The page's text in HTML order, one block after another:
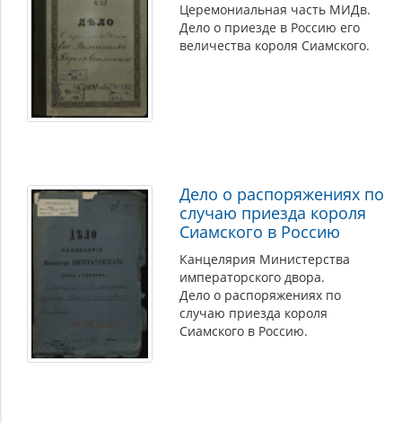
Церемониальная часть МИДв.
Дело о приезде в Россию его
величества короля Сиамского.
Дело о распоряжениях по
случаю приезда короля
Сиамского в Россию
Канцелярия Министерства
императорского двора.
Дело о распоряжениях по
случаю приезда короля
Сиамского в Россию.